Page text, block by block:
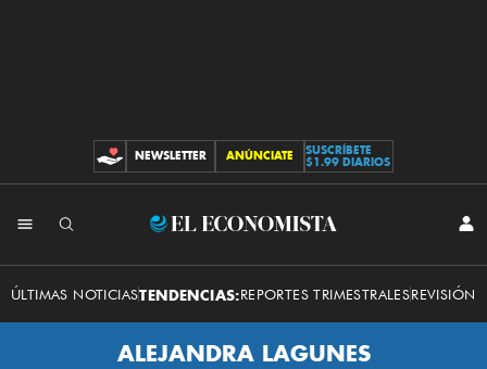
CONTRIBUCIONES
NEWSLETTER ANÚNCIATE
SUSCRÍBETE
$1.99 DIARIOS
El
Economista
ÚLTIMAS NOTICIASTENDENCIAS:REPORTES TRIMESTRALESREVISIÓN
ALEJANDRA LAGUNES